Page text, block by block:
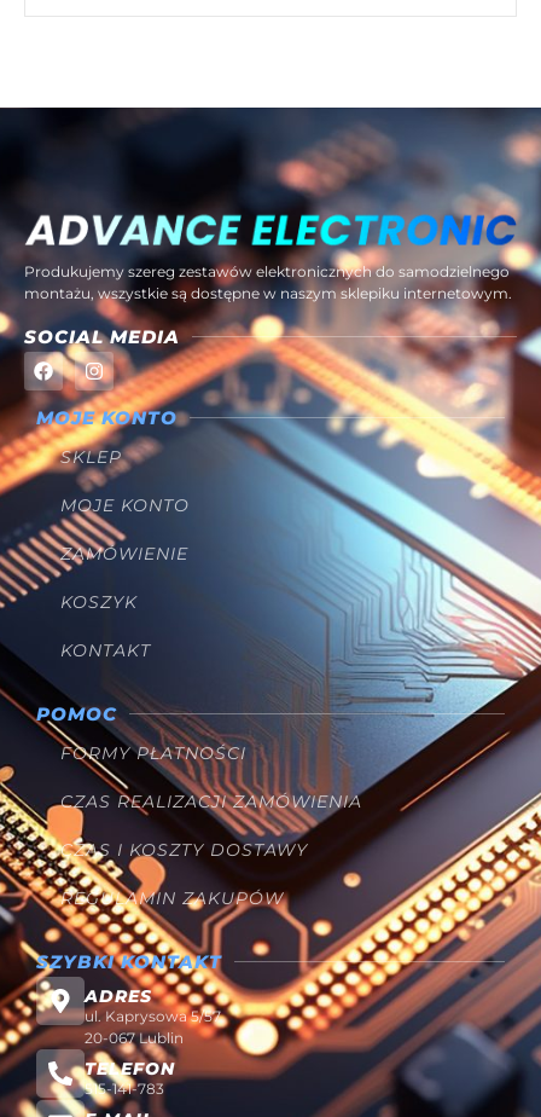
Produkujemy szereg zestawów elektronicznych do samodzielnego
montażu, wszystkie są dostępne w naszym sklepiku internetowym.
SOCIAL MEDIA
MOJE KONTO
SKLEP
MOJE KONTO
ZAMÓWIENIE
KOSZYK
KONTAKT
POMOC
FORMY PŁATNOŚCI
CZAS REALIZACJI ZAMÓWIENIA
CZAS I KOSZTY DOSTAWY
REGULAMIN ZAKUPÓW
SZYBKI KONTAKT
ADRES
ul. Kaprysowa 5/57
20-067 Lublin
TELEFON
515-141-783